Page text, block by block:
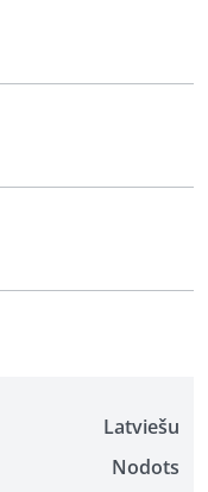
Latviešu
Nodots